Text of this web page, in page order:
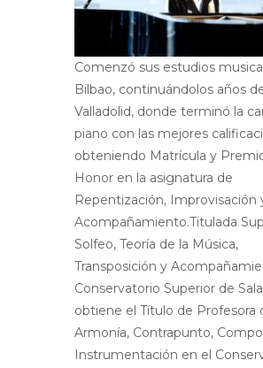
Comenzó sus estudios
Bilbao, continuándolos años
Valladolid, donde terminó la
piano con las mejores
obteniendo Matrícula y
Honor en la asignatura de
Repentización, Improvisación
Acompañamiento.Titulada
Solfeo, Teoría de la Música,
Transposición y
Conservatorio Superior de
obtiene el Título de Profesora
Armonía, Contrapunto,
Instrumentación en el